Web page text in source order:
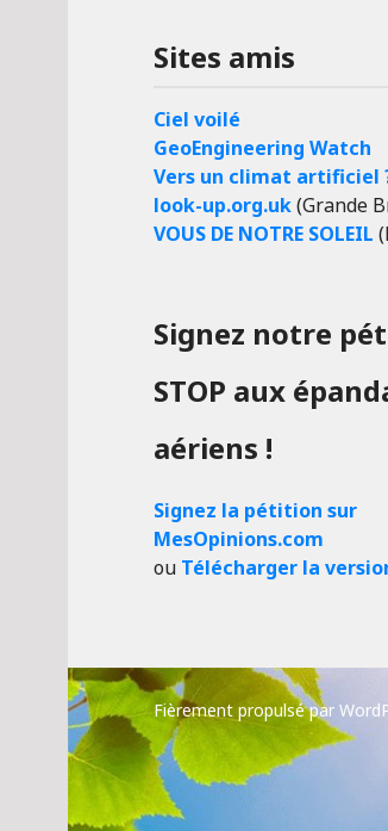
Sites amis
Ciel voilé
GeoEngineering Watch
Vers un climat artificiel
look-up.org.uk(Grande
VOUS DE NOTRE SOLEIL
Signez notre
STOP aux
aériens !
Signez la pétition sur
MesOpinions.com
ou Télécharger la
Fièrement propulsé par